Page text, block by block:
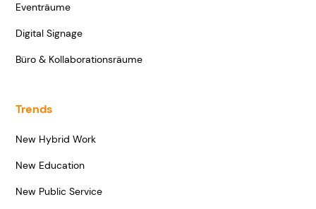
Eventräume
Digital Signage
Büro & Kollaborationsräume
Trends
New Hybrid Work
New Education
New Public Service